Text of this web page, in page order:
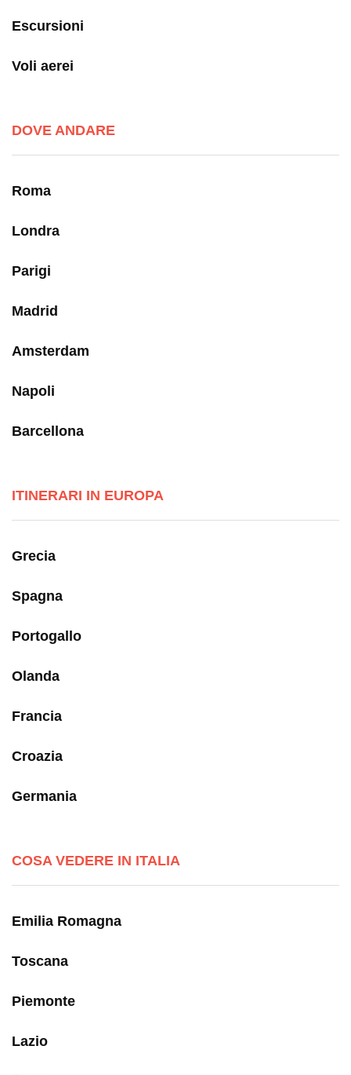
Escursioni
Voli aerei
DOVE ANDARE
Roma
Londra
Parigi
Madrid
Amsterdam
Napoli
Barcellona
ITINERARI IN EUROPA
Grecia
Spagna
Portogallo
Olanda
Francia
Croazia
Germania
COSA VEDERE IN ITALIA
Emilia Romagna
Toscana
Piemonte
Lazio